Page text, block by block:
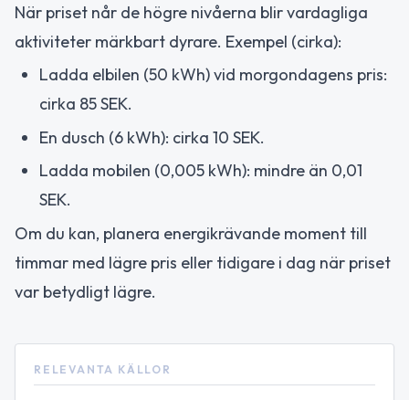
När priset når de högre nivåerna blir vardagliga
aktiviteter märkbart dyrare. Exempel (cirka):
Ladda elbilen (50 kWh) vid morgondagens pris:
cirka 85 SEK.
En dusch (6 kWh): cirka 10 SEK.
Ladda mobilen (0,005 kWh): mindre än 0,01
SEK.
Om du kan, planera energikrävande moment till
timmar med lägre pris eller tidigare i dag när priset
var betydligt lägre.
RELEVANTA KÄLLOR